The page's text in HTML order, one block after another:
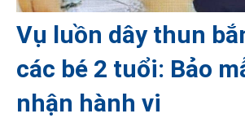
Vụ luồn dây thun
các bé 2 tuổi: Bảo
nhận hành vi